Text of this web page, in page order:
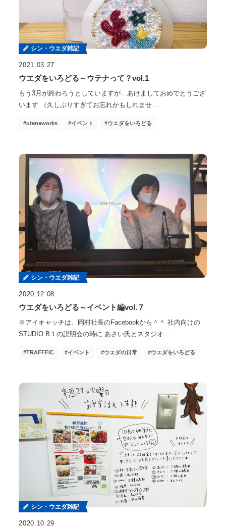
シン・ウエダ雑記
2021.03.27
ウエダをいろどる～ウテナって？vol.1
もう3月が終わろうとしていますが…あけましておめでとうござ
います （久しぶりすぎてお忘れかもしれませ…
utenaworks イベント ウエダをいろどる
シン・ウエダ雑記
2020.12.08
ウエダをいろどる～イベント編vol.７
※アイキャッチは、岡村社長のFacebookから＾＾ 社内向けの
STUDIO B１の説明会の時に あさい氏とスタジオ…
TRAFFFIC イベント ウエダの日常 ウエダをいろどる
シン・ウエダ雑記
2020.10.29